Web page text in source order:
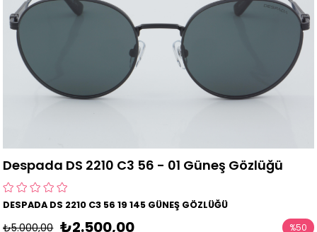
Despada DS 2210 C3 56 - 01 Güneş Gözlüğü
DESPADA DS 2210 C3 56 19 145 GÜNEŞ GÖZLÜĞÜ
₺5.000,00 ₺2.500,00 %50